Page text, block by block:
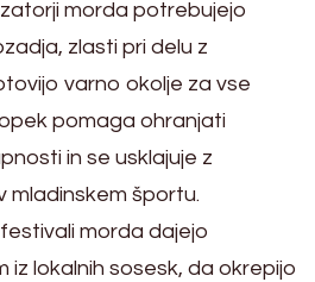
morda potrebujejo
zlasti pri delu z
varno okolje za vse
pomaga ohranjati
in se usklajuje z
mladinskem športu.
morda dajejo
iz lokalnih sosesk, da okrepijo